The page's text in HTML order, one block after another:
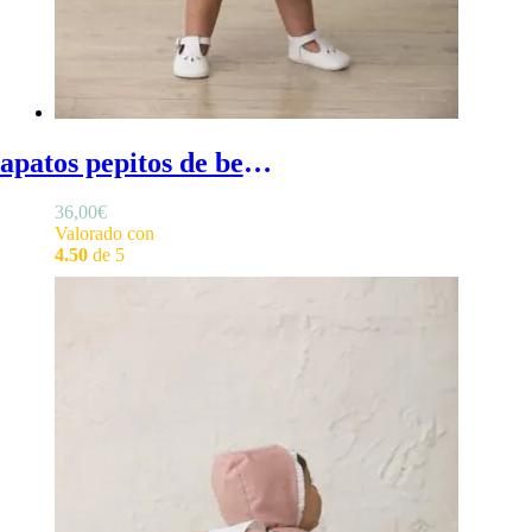
Zapatos pepitos de bebé - Zapatos bebé niña ceremonia con detalle troquelado en el frontal
36,00€
Valorado con
4.50 de 5